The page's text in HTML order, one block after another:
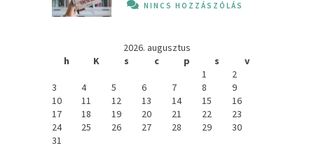
NINCS HOZZÁSZÓLÁS
2026. augusztus
h
K s c p s
v
1
2
3
4 5 6 7 8
9
10
11 12 13 14 15
16
17
18 19 20 21 22
23
24
25 26 27 28 29
30
31